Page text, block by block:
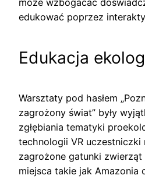
może wzbogacać
edukować poprzez
Edukacja
Warsztaty pod hasłem
zagrożony świat” były
zgłębiania tematyki
technologii VR uczestniczki
zagrożone gatunki
miejsca takie jak Amazonia